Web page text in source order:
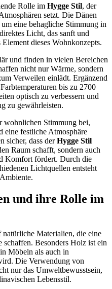
Rolle im Hygge Stil, der
setzt. Die Dänen
um eine behagliche Stimmung in
Licht, das sanft und
dieses Wohnkonzepts.
und finden in vielen Bereichen
nicht nur Wärme, sondern
Verweilen einlädt. Ergänzend
bis zu 2700
optisch zu verbessern und
zu gewährleisten.
wohnlichen Stimmung bei,
eine festliche Atmosphäre
sicher, dass derHygge Stil
Raum schafft, sondern auch
Komfort fördert. Durch die
Lichtquellen entsteht
und ihre Rolle im
Materialien, die eine
schaffen. Besonders Holz ist ein
Möbeln als auch in
Die Verwendung von
nur das Umweltbewusstsein,
Lebensstil.